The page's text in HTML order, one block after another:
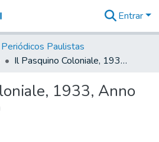
&
Coleções
Tudo na
Digital
Entrar
Periódicos Paulistas
Il Pasquino Coloniale, 1933, Anno XXVII, n. 1220
1933, Anno